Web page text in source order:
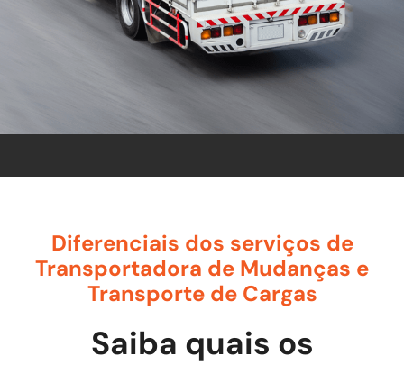
ORÇAMENTO
Diferenciais dos serviços de
Transportadora de Mudanças e
Transporte de Cargas
Saiba quais os